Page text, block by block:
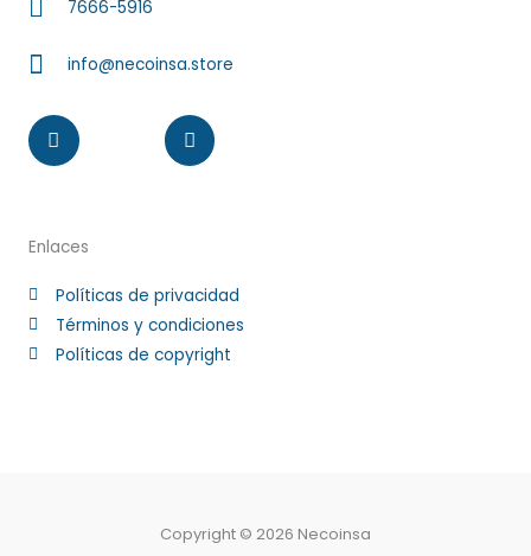
7666-5916
info@necoinsa.store
Instagram Facebook-
f
Enlaces
Políticas de privacidad
Términos y condiciones
Políticas de copyright
Copyright © 2026 Necoinsa